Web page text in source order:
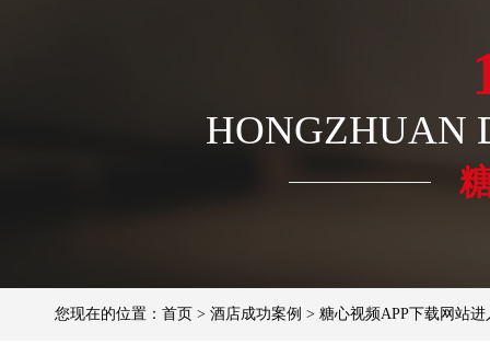
HONGZHUAN
您现在的位置： 首页 > 酒店成功案例 > 糖心视频APP下载网站进